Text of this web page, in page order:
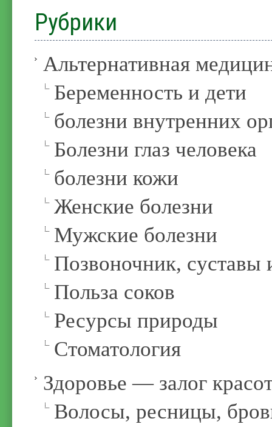
Рубрики
Альтернативная
Беременность и дети
болезни внутренних
Болезни глаз человека
болезни кожи
Женские болезни
Мужские болезни
Позвоночник, суставы
Польза соков
Ресурсы природы
Стоматология
Здоровье — залог
Волосы, ресницы,